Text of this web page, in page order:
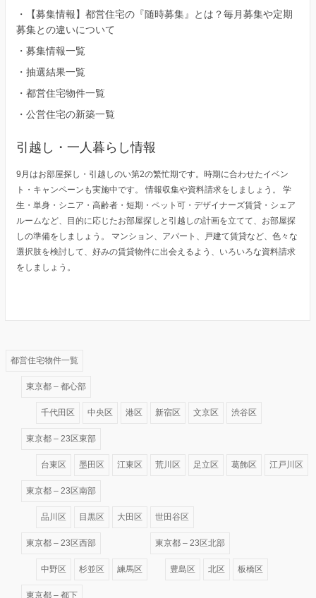
・
【募集情報】都営住宅の『随時募集』とは？毎月募集や定期
募集との違いについて
・ 募集情報一覧
・ 抽選結果一覧
・ 都営住宅物件一覧
・ 公営住宅の新築一覧
引越し・一人暮らし情報
9月はお部屋探し・引越しのい第2の繁忙期です。時期に合わせたイベン
ト・キャンペーンも実施中です。 情報収集や資料請求をしましょう。 学
生・単身・シニア・高齢者・短期・ペット可・デザイナーズ賃貸・シェア
ルームなど、目的に応じたお部屋探しと引越しの計画を立てて、お部屋探
しの準備をしましょう。 マンション、アパート、戸建て賃貸など、色々な
選択肢を検討して、好みの賃貸物件に出会えるよう、いろいろな資料請求
をしましょう。
都営住宅物件一覧
東京都 – 都心部
千代田区 中央区 港区 新宿区 文京区 渋谷区
東京都 – 23区東部
台東区 墨田区 江東区 荒川区 足立区 葛飾区 江戸川区
東京都 – 23区南部
品川区 目黒区 大田区 世田谷区
東京都 – 23区西部
中野区 杉並区 練馬区
東京都 – 23区北部
豊島区 北区 板橋区
東京都 – 都下